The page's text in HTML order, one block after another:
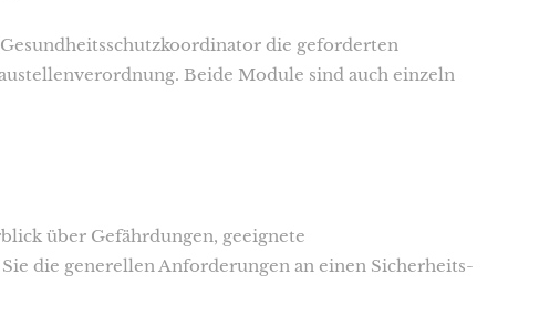
die geforderten
Beide Module sind auch einzeln
über Gefährdungen, geeignete
die generellen Anforderungen an einen Sicherheits-